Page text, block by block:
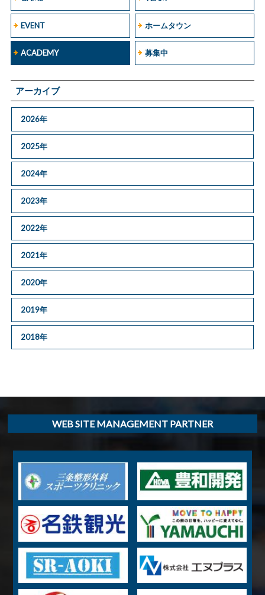
EVENT ホームタウン
ACADEMY 募集中
アーカイブ
2026年
2025年
2024年
2023年
2022年
2021年
2020年
2019年
2018年
WEB SITE MANAGEMENT PARTNER